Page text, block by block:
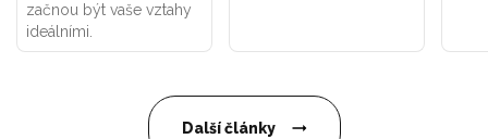
začnou být vaše vztahy
ideálními.
Další články